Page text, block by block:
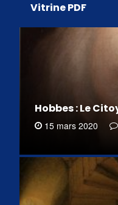
Vitrine PDF
Hobbes : Le
15 mars 2020